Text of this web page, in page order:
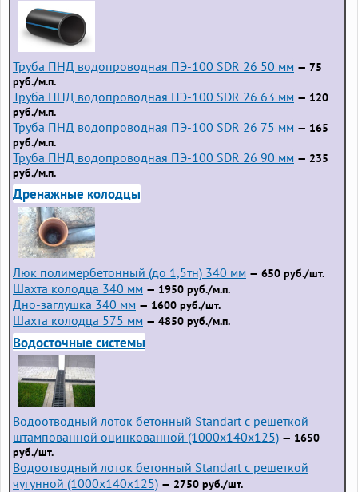
Труба ПНД водопроводная ПЭ-100 SDR 26 50 мм — 75
руб./м.п.
Труба ПНД водопроводная ПЭ-100 SDR 26 63 мм — 120
руб./м.п.
Труба ПНД водопроводная ПЭ-100 SDR 26 75 мм — 165
руб./м.п.
Труба ПНД водопроводная ПЭ-100 SDR 26 90 мм — 235
руб./м.п.
Дренажные колодцы
Люк полимербетонный (до 1,5тн) 340 мм — 650 руб./шт.
Шахта колодца 340 мм — 1950 руб./м.п.
Дно-заглушка 340 мм — 1600 руб./шт.
Шахта колодца 575 мм — 4850 руб./м.п.
Водосточные системы
Водоотводный лоток бетонный Standart с решеткой
штампованной оцинкованной (1000x140x125) — 1650
руб./шт.
Водоотводный лоток бетонный Standart с решеткой
чугунной (1000x140x125) — 2750 руб./шт.